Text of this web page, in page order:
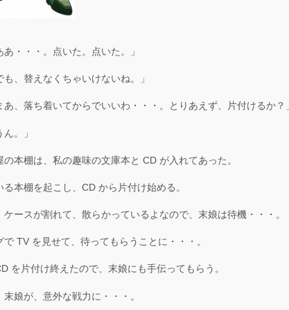
あ・・・。点いた。点いた。」
も、替えなくちゃいけないね。」
あ、落ち着いてからでいいわ・・・。とりあえず、片付けるか？」
。」
の本棚は、私の趣味の文庫本と CD が入れてあった。
る本棚を起こし、CD から片付け始める。
ケースが割れて、散らかっているよなので、末娘は待機・・・。
で TV を見せて、待ってもらうことに・・・。
を片付け終えたので、末娘にも手伝ってもらう。
末娘が、意外な戦力に・・・。